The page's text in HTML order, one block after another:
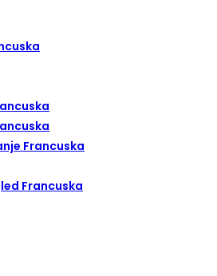
Francuska
Francuska